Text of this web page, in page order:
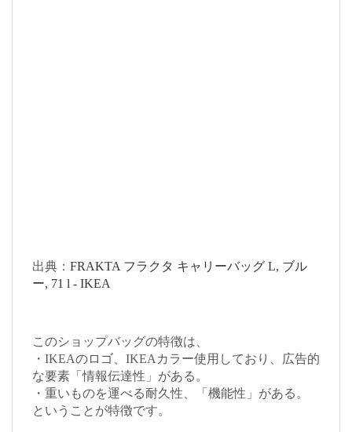
出典： FRAKTA フラクタ キャリーバッグ L, ブル
ー, 71 l - IKEA
このショップバッグの特徴は、
・IKEAのロゴ、IKEAカラー使用しており、広告的
な要素「情報伝達性」がある。
・重いものを運べる耐久性、「機能性」がある。
ということが特徴です。